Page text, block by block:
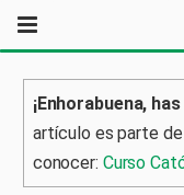
¡Enhorabuena,
artículo es parte
conocer: Curso